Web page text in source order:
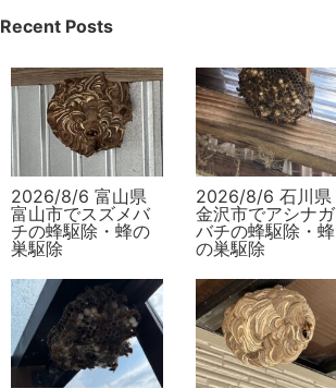
Recent Posts
2026/8/6 富山県
富山市でスズメバ
チの蜂駆除・蜂の
巣駆除
2026/8/6 石川県
金沢市でアシナガ
バチの蜂駆除・蜂
の巣駆除